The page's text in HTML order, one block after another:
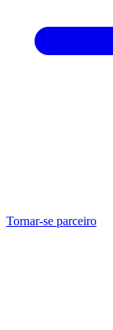
Tornar-se parceiro